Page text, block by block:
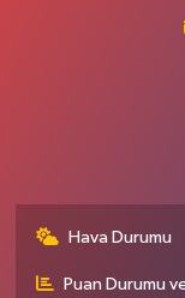
Hava Durumu
Puan Durumu